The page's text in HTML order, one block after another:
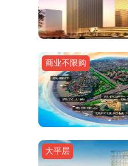
商业不限购
大平层